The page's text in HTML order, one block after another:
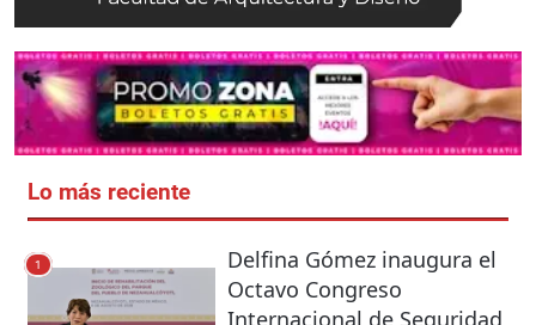
Lo más reciente
1
Delfina Gómez inaugura el
Octavo Congreso
Internacional de Seguridad